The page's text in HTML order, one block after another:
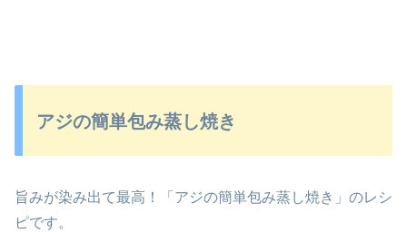
アジの簡単包み蒸し焼き
旨みが染み出て最高！「アジの簡単包み蒸し焼き」のレシ
ピです。